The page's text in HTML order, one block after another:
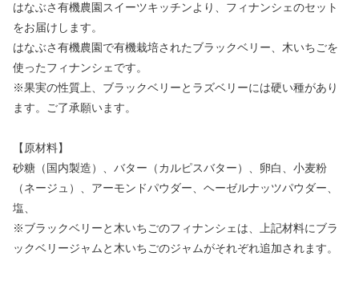
はなぶさ有機農園スイーツキッチンより、フィナンシェのセット
をお届けします。
はなぶさ有機農園で有機栽培されたブラックベリー、木いちごを
使ったフィナンシェです。
※果実の性質上、ブラックベリーとラズベリーには硬い種があり
ます。ご了承願います。
【原材料】
砂糖（国内製造）、バター（カルピスバター）、卵白、小麦粉
（ネージュ）、アーモンドパウダー、ヘーゼルナッツパウダー、
塩、
※ブラックベリーと木いちごのフィナンシェは、上記材料にブラ
ックベリージャムと木いちごのジャムがそれぞれ追加されます。